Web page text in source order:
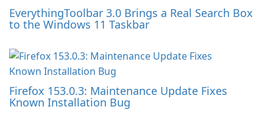
EverythingToolbar 3.0 Brings a Real Search Box
to the Windows 11 Taskbar
Firefox 153.0.3: Maintenance Update Fixes
Known Installation Bug